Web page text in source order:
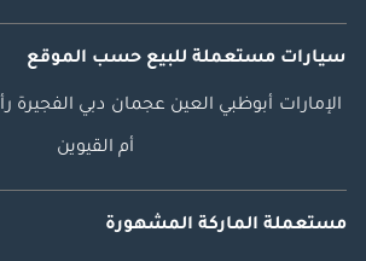
سيارات مستعملة للبيع حسب الموقع
الإمارات أبوظبي العين عجمان دبي الفجيرة
أم القيوين
مستعملة الماركة المشهورة